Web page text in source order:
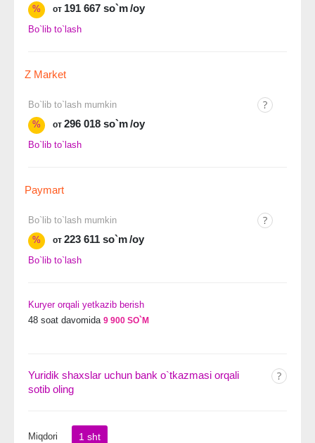
%
от 191 667 so`m/oy
Bo`lib to`lash
Z Market
Bo`lib to`lash mumkin
%
от 296 018 so`m/oy
Bo`lib to`lash
Paymart
Bo`lib to`lash mumkin
%
от 223 611 so`m/oy
Bo`lib to`lash
Kuryer orqali yetkazib berish
48 soat davomida 9 900 SO`M
Yuridik shaxslar uchun bank o`tkazmasi orqali
sotib oling
Miqdori 1 sht